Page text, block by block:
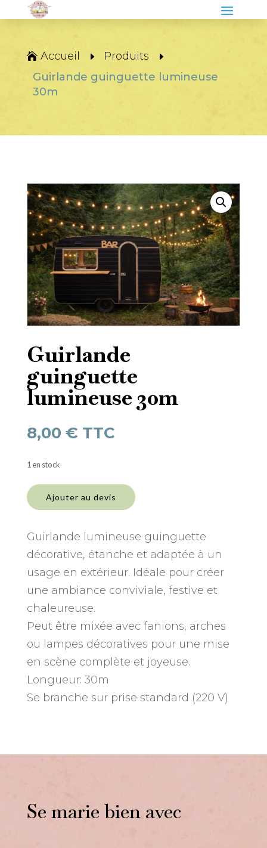
Accueil
Produits
Guirlande guinguette lumineuse
30m
Guirlande
guinguette
lumineuse 30m
8,00 € TTC
1 en stock
de
Guirlande
lumineuse
Ajouter au devis
Guirlande lumineuse guinguette
décorative, étanche et adaptée à un
usage en extérieur. Idéale pour créer
une ambiance conviviale, festive et
chaleureuse.
Peut être mixée avec fanions, arches
ou lampes décoratives pour une mise
en scène complète et joyeuse.
Longueur: 30m
Se branche sur prise standard (220 V)
Se marie bien avec